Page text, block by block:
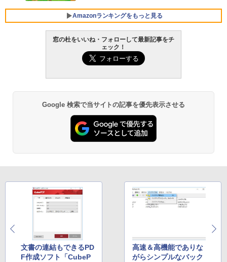
Core i5/16GB/SSD 512GB/ホワイト) FM
VWK3E15W_AZ
￥139,880
Amazonランキングをもっと見る
生成AIパスポート公式テキスト 第４版
AIイラスト表現辞典: 思い通りの絵を引き
出す プロンプトの言葉 AI画像生成シリー
ズ (はぴーイラストLabo)
ClaudeCode いちばんやさしい 教科書:
非エンジニア 初心者 素人 でも安心 使い
方 マニュアル AI副業にもコンテンツ作成
￥99
Amazon Kindle Paperwhite (16GB) 7イ
ンチディスプレイ、色調調節ライト、12
￥22,980
Amazon Kindle - 目に優しい、かさばら
ない、大きな画面で読みやすい、6週間持
￥16,980
持続バッテリー、広告なし、メタリック
ブラック
窓の杜をいいね・フォローして最新記事をチ
ェック！
Google 検索で当サイトの記事を優先表示させる
文書の連結もできるPD
F作成ソフト「CubeP
高速＆高機能でありな
がらシンプルなバック